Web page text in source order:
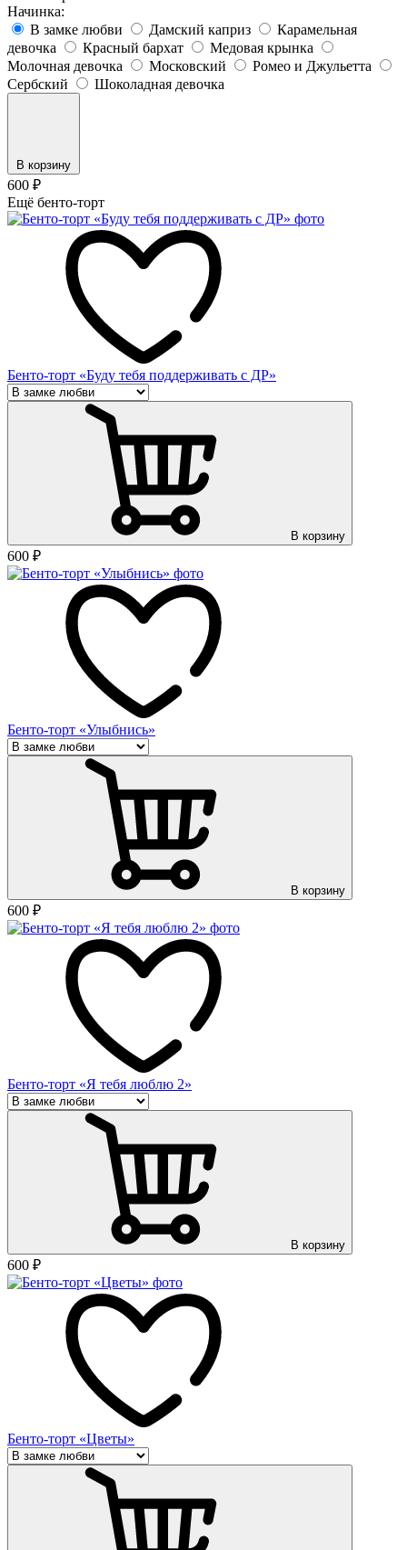
Начинка:
В замке любви
Дамский каприз
Карамельная
девочка
Красный бархат
Медовая крынка
Молочная девочка
Московский
Ромео и Джульетта
Сербский
Шоколадная девочка
В корзину
600 ₽
Ещё бенто-торт
Бенто-торт «Буду тебя поддерживать с ДР»
В корзину
600 ₽
Бенто-торт «Улыбнись»
В корзину
600 ₽
Бенто-торт «Я тебя люблю 2»
В корзину
600 ₽
Бенто-торт «Цветы»